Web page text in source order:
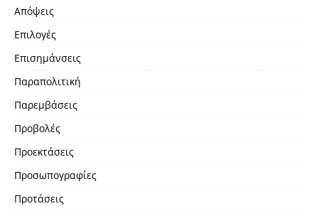
Απόψεις
Επιλογές
Επισημάνσεις
Παραπολιτική
Παρεμβάσεις
Προβολές
Προεκτάσεις
Προσωπογραφίες
Προτάσεις